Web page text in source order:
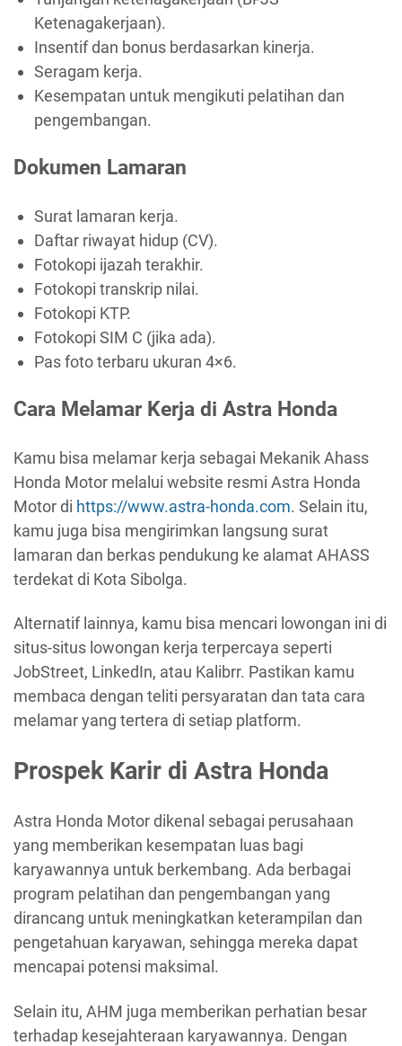
Ketenagakerjaan).
Insentif dan bonus berdasarkan kinerja.
Seragam kerja.
Kesempatan untuk mengikuti pelatihan dan
pengembangan.
Dokumen Lamaran
Surat lamaran kerja.
Daftar riwayat hidup (CV).
Fotokopi ijazah terakhir.
Fotokopi transkrip nilai.
Fotokopi KTP.
Fotokopi SIM C (jika ada).
Pas foto terbaru ukuran 4×6.
Cara Melamar Kerja di Astra Honda
Kamu bisa melamar kerja sebagai Mekanik Ahass
Honda Motor melalui website resmi Astra Honda
Motor di https://www.astra-honda.com. Selain itu,
kamu juga bisa mengirimkan langsung surat
lamaran dan berkas pendukung ke alamat AHASS
terdekat di Kota Sibolga.
Alternatif lainnya, kamu bisa mencari lowongan ini di
situs-situs lowongan kerja terpercaya seperti
JobStreet, LinkedIn, atau Kalibrr. Pastikan kamu
membaca dengan teliti persyaratan dan tata cara
melamar yang tertera di setiap platform.
Prospek Karir di Astra Honda
Astra Honda Motor dikenal sebagai perusahaan
yang memberikan kesempatan luas bagi
karyawannya untuk berkembang. Ada berbagai
program pelatihan dan pengembangan yang
dirancang untuk meningkatkan keterampilan dan
pengetahuan karyawan, sehingga mereka dapat
mencapai potensi maksimal.
Selain itu, AHM juga memberikan perhatian besar
terhadap kesejahteraan karyawannya. Dengan